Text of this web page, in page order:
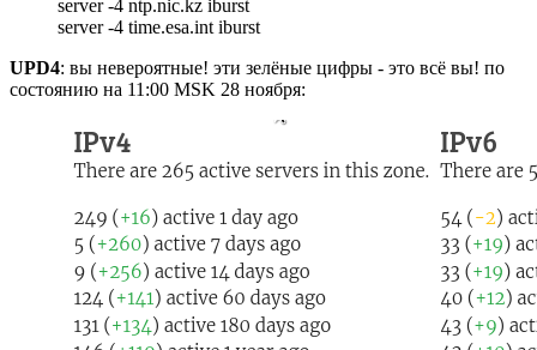
server -4 ntp.nic.kz iburst
server -4 time.esa.int iburst
UPD4: вы невероятные! эти зелёные цифры - это всё вы! по
состоянию на 11:00 MSK 28 ноября: